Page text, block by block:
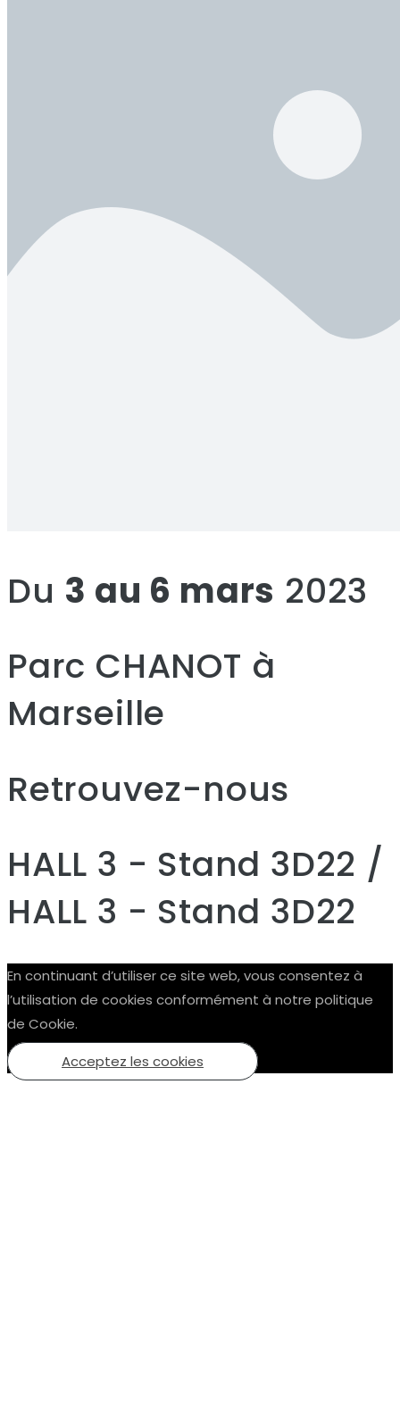
Du 3 au 6 mars 2023
Parc CHANOT à
Marseille
Retrouvez-nous
HALL 3 - Stand 3D22 /
HALL 3 - Stand 3D22
En continuant d’utiliser ce site web, vous consentez à
l’utilisation de cookies conformément à notre politique
de Cookie.
Acceptez les cookies